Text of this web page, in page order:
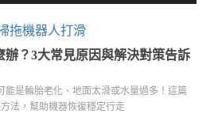
辦？3大常見原因與解決對策告訴
能是輪胎老化、地面太滑或水量過多！這篇
法，幫助機器恢復穩定行走